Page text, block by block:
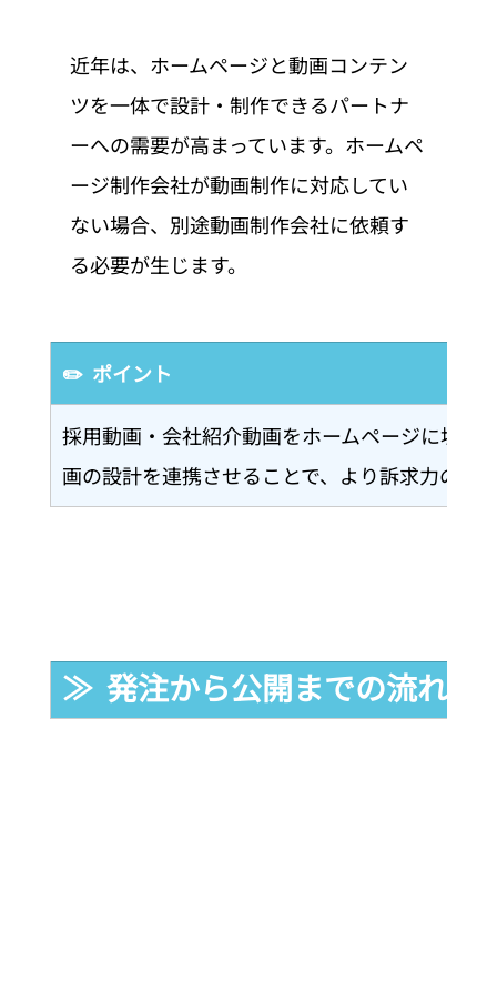
近年は、ホームページと動画コンテン
ツを一体で設計・制作できるパートナ
ーへの需要が高まっています。ホームペ
ージ制作会社が動画制作に対応してい
ない場合、別途動画制作会社に依頼す
る必要が生じます。
✏️  ポイント
採用動画・会社紹介動画をホームページに埋め
画の設計を連携させることで、より訴求力の高
≫  発注から公開までの流れ｜